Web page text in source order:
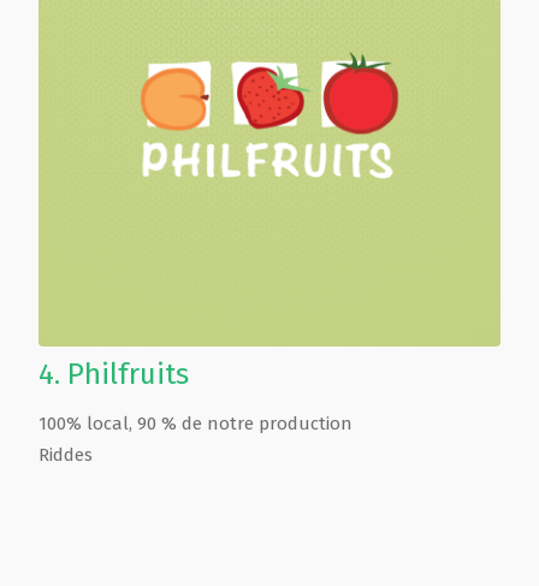
4. Philfruits
100% local, 90 % de notre production
Riddes